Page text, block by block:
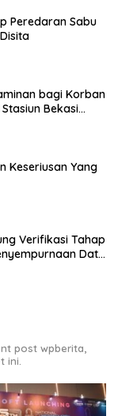
Peredaran Sabu
bagi Korban
Bekasi
Keseriusan Yang
Verifikasi Tahap
Data
post wpberita,
ini.